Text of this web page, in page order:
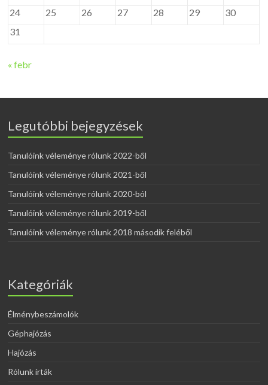
24
25 26 27 28 29
30
31
« febr
Legutóbbi bejegyzések
Tanulóink véleménye rólunk 2022-ből
Tanulóink véleménye rólunk 2021-ből
Tanulóink véleménye rólunk 2020-ból
Tanulóink véleménye rólunk 2019-ből
Tanulóink véleménye rólunk 2018 második feléből
Kategóriák
Élménybeszámolók
Géphajózás
Hajózás
Rólunk írták